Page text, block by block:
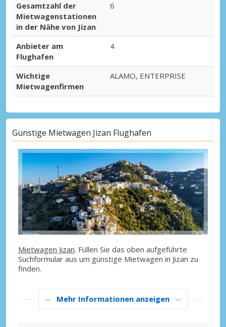
Gesamtzahl der
Mietwagenstationen
in der Nähe von Jizan
6
Anbieter am
Flughafen
4
Wichtige
Mietwagenfirmen
ALAMO, ENTERPRISE
Günstige Mietwagen Jizan Flughafen
Mietwagen Jizan. Füllen Sie das oben aufgeführte
Suchformular aus um günstige Mietwagen in Jizan zu
finden.
Mehr Informationen anzeigen